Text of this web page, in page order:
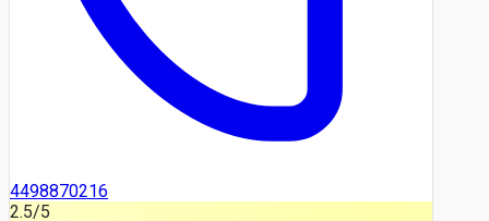
4498870216
2.5/5